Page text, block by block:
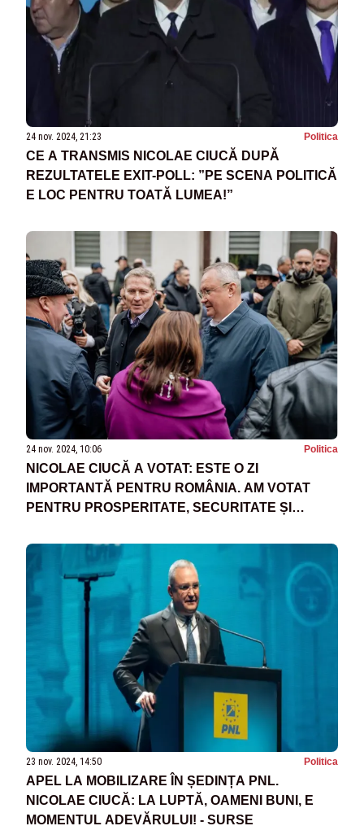
24 nov. 2024, 21:23 Politica
CE A TRANSMIS NICOLAE CIUCĂ DUPĂ
REZULTATELE EXIT-POLL: ”PE SCENA POLITICĂ
E LOC PENTRU TOATĂ LUMEA!”
24 nov. 2024, 10:06 Politica
NICOLAE CIUCĂ A VOTAT: ESTE O ZI
IMPORTANTĂ PENTRU ROMÂNIA. AM VOTAT
PENTRU PROSPERITATE, SECURITATE ȘI
23 nov. 2024, 14:50 Politica
APEL LA MOBILIZARE ÎN ȘEDINȚA PNL.
NICOLAE CIUCĂ: LA LUPTĂ, OAMENI BUNI, E
MOMENTUL ADEVĂRULUI! - SURSE